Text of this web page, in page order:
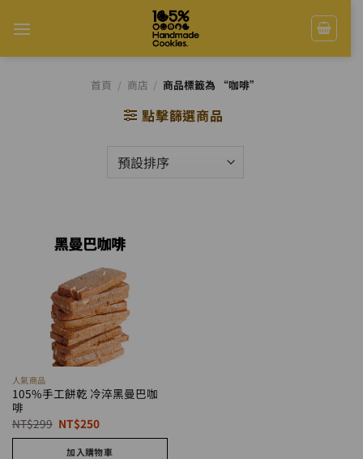
首頁 / 商店 / 商品標籤為 “咖啡”
點擊篩選商品
人氣商品
105%手工餅乾 冷淬黑曼巴咖
啡
NT$299 原
始
價
格：
NT$250目
價
格：
加入購物車